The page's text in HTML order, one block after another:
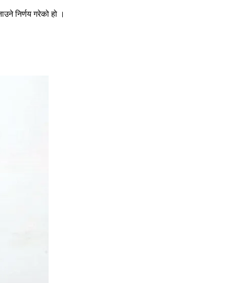
निर्णय गरेको हो ।